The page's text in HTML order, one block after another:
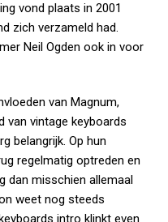
vond plaats in 2001
zich verzameld had.
Neil Ogden ook in voor
van Magnum,
van vintage keyboards
belangrijk. Op hun
regelmatig optreden en
dan misschien allemaal
weet nog steeds
intro klinkt even